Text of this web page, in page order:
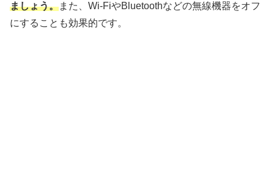
ましょう。また、Wi-FiやBluetoothなどの無線機器をオフ
にすることも効果的です。